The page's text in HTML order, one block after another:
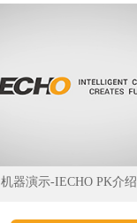
机器演示-IECHO PK介绍